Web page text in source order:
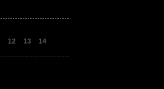
12 13 14